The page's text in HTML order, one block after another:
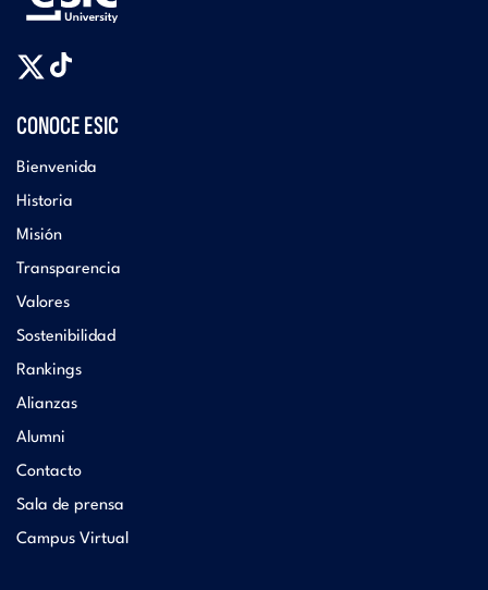
CONOCE ESIC
Bienvenida
Historia
Misión
Transparencia
Valores
Sostenibilidad
Rankings
Alianzas
Alumni
Contacto
Sala de prensa
Campus Virtual